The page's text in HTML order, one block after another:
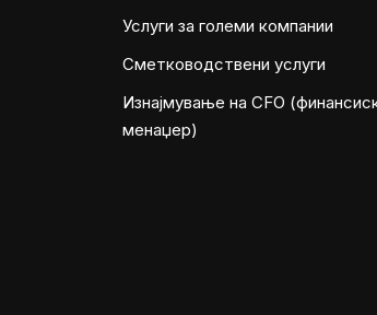
Услуги за големи компании
Сметководствени услуги
Изнајмување на CFO
менаџер)